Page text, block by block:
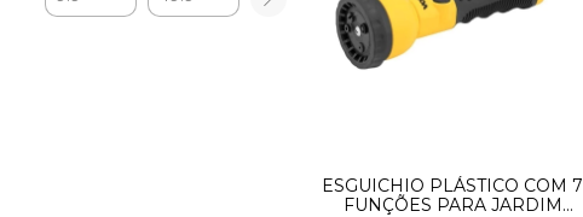
ESGUICHIO PLÁSTICO COM 7
FUNÇÕES PARA JARDIM